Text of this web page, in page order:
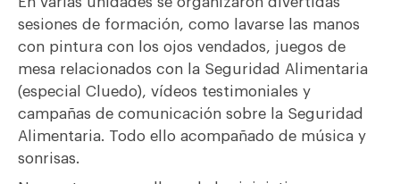
sesiones de formación, como lavarse las manos
con pintura con los ojos vendados, juegos de
mesa relacionados con la Seguridad Alimentaria
(especial Cluedo), vídeos testimoniales y
campañas de comunicación sobre la Seguridad
Alimentaria. Todo ello acompañado de música y
sonrisas.